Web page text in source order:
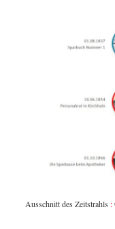
Ausschnitt des Zeitstrahls :